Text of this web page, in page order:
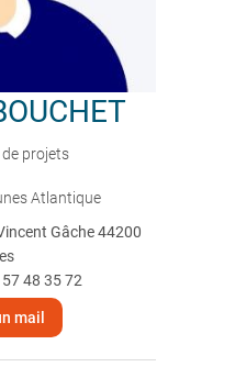
projets
Atlantique
Gâche 44200
48 35 72
mail